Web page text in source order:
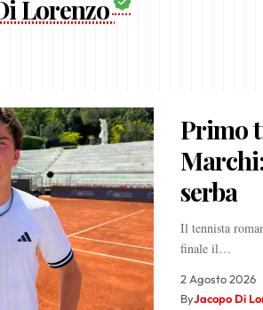
Lorenzo
Primo
serba
Il tennista
finale il…
2 Agosto 2026
ByJacopo Di